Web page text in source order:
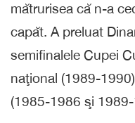
mătrurisea că n-a
capăt. A preluat
semifinalele Cupei
naţional (1989-
(1985-1986 şi